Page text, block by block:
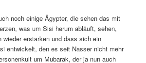
noch einige Ägypter, die sehen das mit
was um Sisi herum abläuft, sehen,
wieder erstarken und dass sich ein
entwickelt, den es seit Nasser nicht mehr
um Mubarak, der ja nun auch